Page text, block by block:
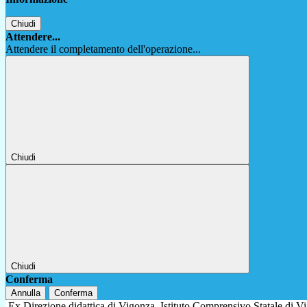
Chiudi
Attendere...
Attendere il completamento dell'operazione...
Chiudi
Chiudi
Conferma
Annulla Conferma